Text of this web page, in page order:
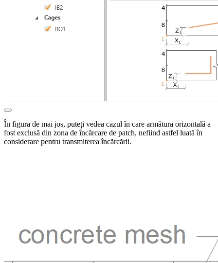
În figura de mai jos, puteți vedea cazul în care armătura orizontală a
fost exclusă din zona de încărcare de patch, nefiind astfel luată în
considerare pentru transmiterea încărcării.